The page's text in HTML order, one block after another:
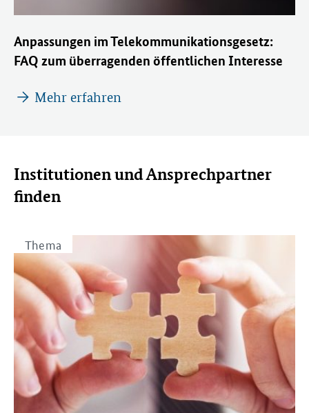
Anpassungen im Telekommunikationsgesetz:
FAQ zum überragenden öffentlichen Interesse
Mehr erfahren
Institutionen und Ansprechpartner
finden
Thema